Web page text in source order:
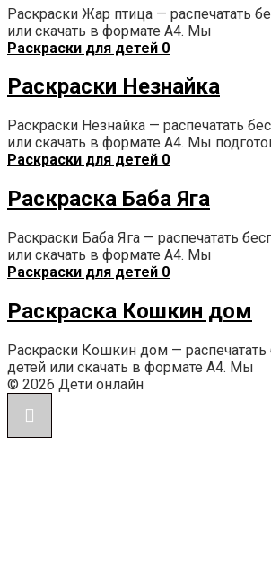
Раскраски Жар птица — распечатать
или скачать в формате А4. Мы
Раскраски для детей 0
Раскраски Незнайка
Раскраски Незнайка — распечатать
или скачать в формате А4. Мы
Раскраски для детей 0
Раскраска Баба Яга
Раскраски Баба Яга — распечатать
или скачать в формате А4. Мы
Раскраски для детей 0
Раскраска Кошкин дом
Раскраски Кошкин дом — распечатать
детей или скачать в формате А4. Мы
© 2026 Дети онлайн